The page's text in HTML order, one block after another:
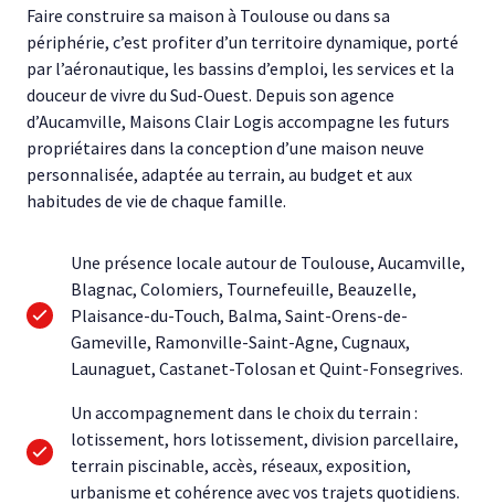
Faire construire sa maison à Toulouse ou dans sa
périphérie, c’est profiter d’un territoire dynamique, porté
par l’aéronautique, les bassins d’emploi, les services et la
douceur de vivre du Sud-Ouest. Depuis son agence
d’Aucamville, Maisons Clair Logis accompagne les futurs
propriétaires dans la conception d’une maison neuve
personnalisée, adaptée au terrain, au budget et aux
habitudes de vie de chaque famille.
Une présence locale autour de Toulouse, Aucamville,
Blagnac, Colomiers, Tournefeuille, Beauzelle,
Plaisance-du-Touch, Balma, Saint-Orens-de-
Gameville, Ramonville-Saint-Agne, Cugnaux,
Launaguet, Castanet-Tolosan et Quint-Fonsegrives.
Un accompagnement dans le choix du terrain :
lotissement, hors lotissement, division parcellaire,
terrain piscinable, accès, réseaux, exposition,
urbanisme et cohérence avec vos trajets quotidiens.